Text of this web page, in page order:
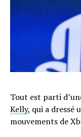
Tout est parti
Kelly, qui a dressé
mouvements de